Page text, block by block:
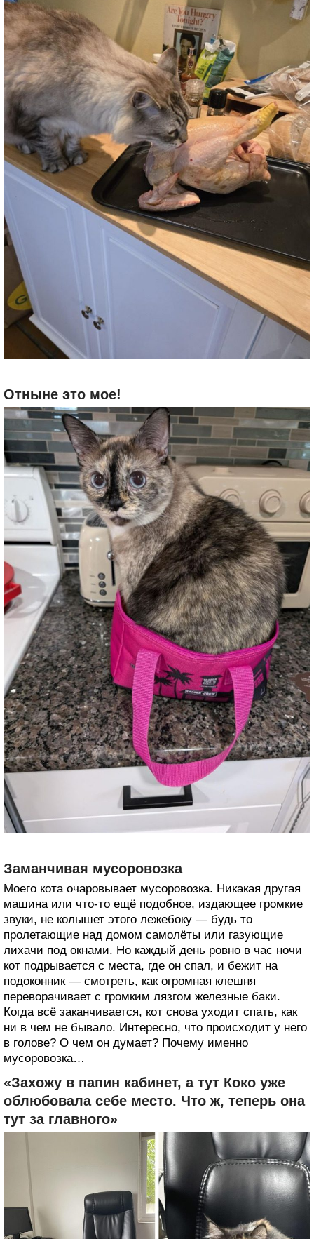
Отныне это мое!
Заманчивая мусоровозка
Моего кота очаровывает мусоровозка. Никакая другая
машина или что-то ещё подобное, издающее громкие
звуки, не колышет этого лежебоку — будь то
пролетающие над домом самолёты или газующие
лихачи под окнами. Но каждый день ровно в час ночи
кот подрывается с места, где он спал, и бежит на
подоконник — смотреть, как огромная клешня
переворачивает с громким лязгом железные баки.
Когда всё заканчивается, кот снова уходит спать, как
ни в чем не бывало. Интересно, что происходит у него
в голове? О чем он думает? Почему именно
мусоровозка…
«Захожу в папин кабинет, а тут Коко уже
облюбовала себе место. Что ж, теперь она
тут за главного»